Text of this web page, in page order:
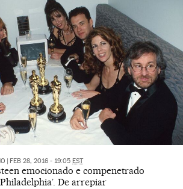
FEB 28, 2016 - 19:05 EST
emocionado e compenetrado
De arrepiar